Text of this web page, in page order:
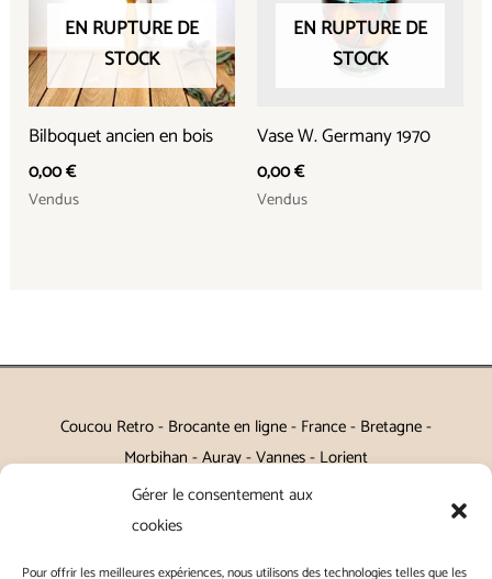
Gérer le consentement aux
cookies
Pour offrir les meilleures expériences, nous utilisons des technologies telles que les
EN RUPTURE DE
STOCK
Bilboquet ancien en bois
0,00€
Vendus
EN RUPTURE DE
STOCK
Vase W. Germany 1970
0,00€
Vendus
Coucou Retro - Brocante en ligne - France - Bretagne -
Morbihan - Auray - Vannes - Lorient
Petits meubles, décoration, miroirs, luminaires, Art de la table